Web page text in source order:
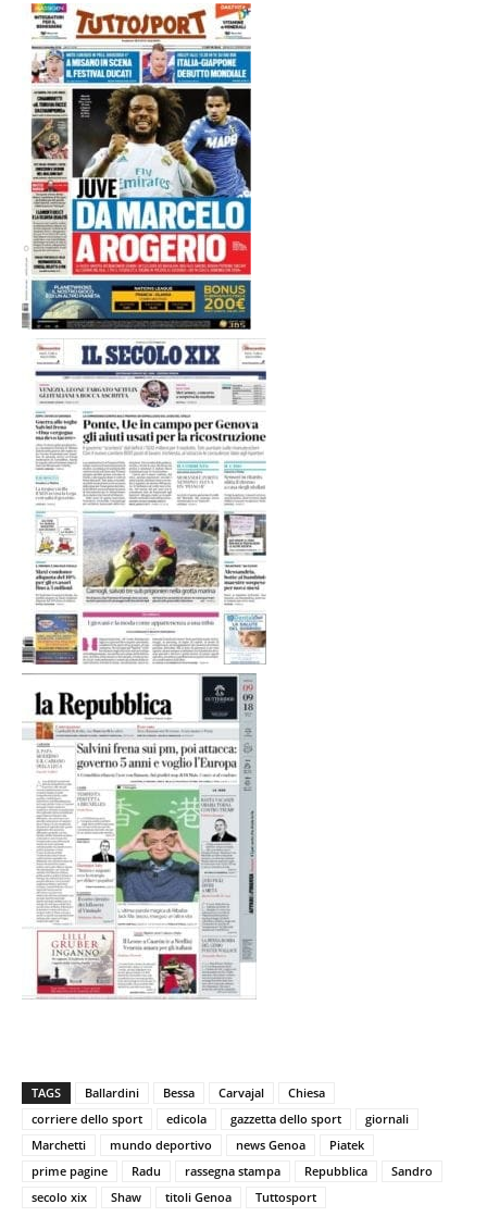
TAGS Ballardini Bessa Carvajal
Chiesa
corriere dello sport
edicola gazzetta dello sport
giornali
Marchetti
mundo deportivo news Genoa
Piatek
prime pagine
Radu rassegna stampa Repubblica
Sandro
secolo xix
Shaw titoli Genoa Tuttosport